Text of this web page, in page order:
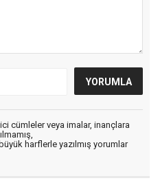
cümleler veya imalar, inançlara
harflerle yazılmış yorumlar